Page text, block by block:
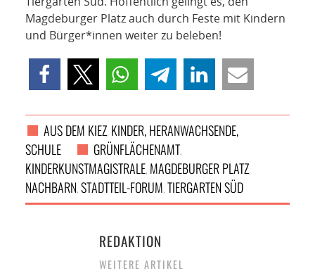
Magdeburger Platz auch durch Feste mit Kindern
und Bürger*innen weiter zu beleben!
AUS DEM KIEZ, KINDER, HERANWACHSENDE,
SCHULE
GRÜNFLÄCHENAMT,
KINDERKUNSTMAGISTRALE, MAGDEBURGER PLATZ,
NACHBARN,STADTTEIL-FORUM,TIERGARTEN SÜD
REDAKTION
WEITERE ARTIKEL